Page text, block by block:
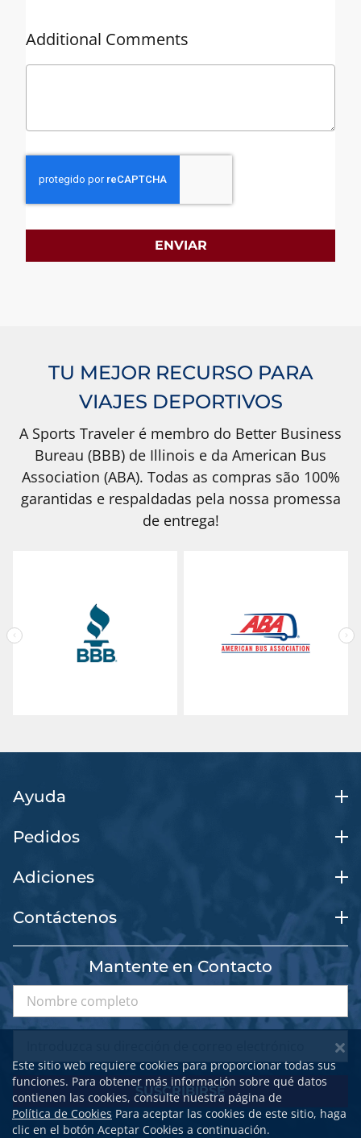
Additional Comments
ENVIAR
TU MEJOR RECURSO PARA
VIAJES DEPORTIVOS
A Sports Traveler é membro do Better Business
Bureau (BBB) de Illinois e da American Bus
Association (ABA). Todas as compras são 100%
garantidas e respaldadas pela nossa promessa
de entrega!
Ayuda
Pedidos
Adiciones
Contáctenos
Mantente en Contacto
SUSCRIBIRSE
Este sitio web requiere cookies para proporcionar todas sus
funciones. Para obtener más información sobre qué datos
contienen las cookies, consulte nuestra página de
Política de Cookies Para aceptar las cookies de este sitio, haga
clic en el botón Aceptar Cookies a continuación.